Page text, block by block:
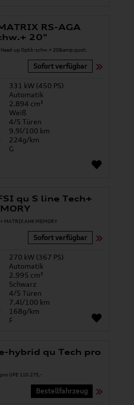
RS-AGA
20"
Sofort verfügbar
331 kW (450 PS)
Automatik
2.894 cm³
Weiß
4/5 Türen
9.9l/100 km
224g/km
G
qu S line Tech+
Sofort verfügbar
270 kW (367 PS)
Automatik
2.995 cm³
Schwarz
4/5 Türen
7.4l/100 km
168g/km
F
hybrid qu Tech pro
Bestellfahrzeug